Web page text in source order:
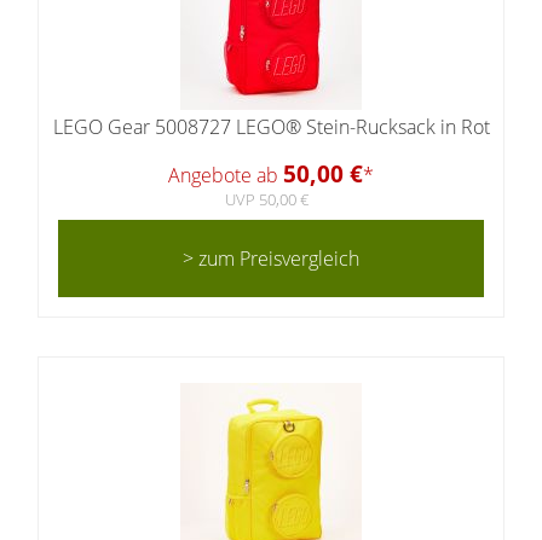
LEGO Gear 5008727 LEGO® Stein-Rucksack in Rot
Angebote ab 50,00 €*
UVP 50,00 €
> zum Preisvergleich